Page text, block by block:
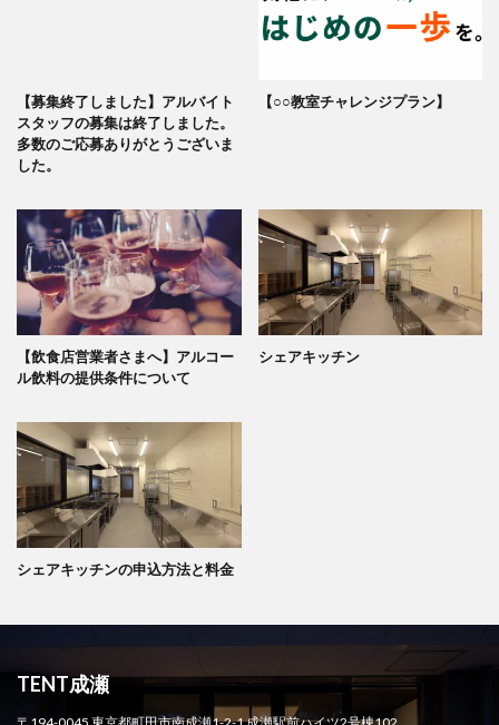
【募集終了しました】アルバイト
スタッフの募集は終了しました。
多数のご応募ありがとうございま
した。
【○○教室チャレンジプラン】
【飲食店営業者さまへ】アルコー
ル飲料の提供条件について
シェアキッチン
シェアキッチンの申込方法と料金
TENT成瀬